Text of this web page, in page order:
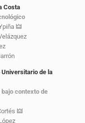
Costa
🜲
de la
contexto de
🜲